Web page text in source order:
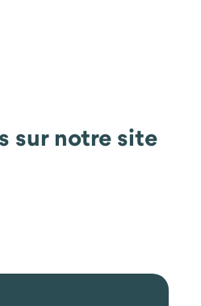
sur notre site